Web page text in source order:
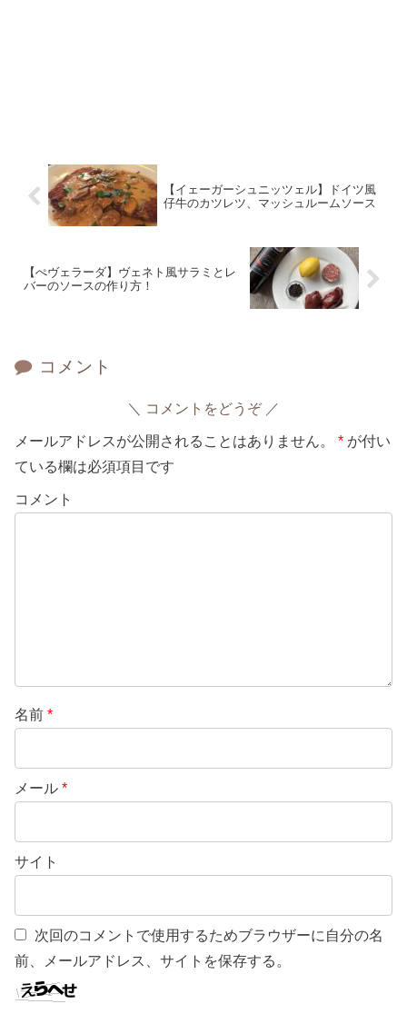
【イェーガーシュニッツェル】ドイツ風
仔牛のカツレツ、マッシュルームソース
【ぺヴェラーダ】ヴェネト風サラミとレ
バーのソースの作り方！
コメント
コメントをどうぞ
メールアドレスが公開されることはありません。 * が付い
ている欄は必須項目です
コメント
名前 *
メール *
サイト
次回のコメントで使用するためブラウザーに自分の名
前、メールアドレス、サイトを保存する。